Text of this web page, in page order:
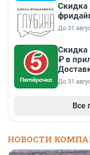
Скидка
До 31
Скидка
₽ в
До 31
Все
НОВОСТИ